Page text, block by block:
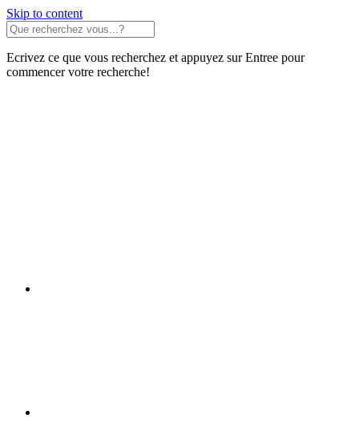
Skip to content
Ecrivez ce que vous recherchez et appuyez sur Entree pour
commencer votre recherche!